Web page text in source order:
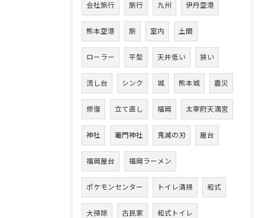
会社旅行 旅行 九州 伊丹空港
熊本空港 旅 室内 土間
ローラー 平型 天井低い 狭い
流し台 シンク 城 熊本城 震災
修復 立て直し 福岡 太宰府天満宮
神社 竈門神社 鬼滅の刃 屋台
福岡屋台 福岡ラーメン
ポケモンセンター トイレ清掃 和式
大掃除 古民家 和式トイレ